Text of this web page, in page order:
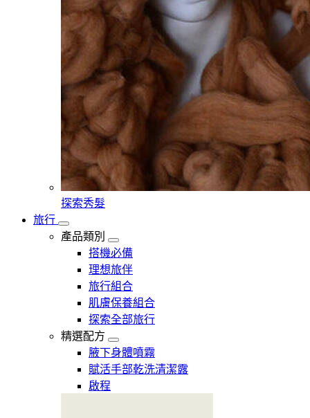
探索秀髮
旅行
產品類別
搭機必備
理想旅伴
旅行組合
肌膚保養組合
探索全部旅行
精選配方
腋下身體噴霧
賦活手部乾洗清潔露
啟程